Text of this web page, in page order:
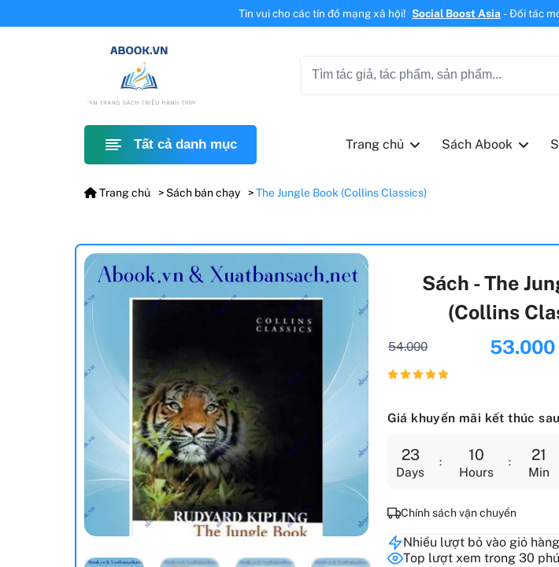
Tin vui cho các tín đồ mạng xã hội! Social Boost Asia - Đối tác
Tất cả danh mục Trang chủ Sách Abook
Trang chủ Sách bán chạy The Jungle Book (Collins Classics)
Sách - The
(Collins
54.000 53.000
Giá khuyến mãi kết thúc
23
Days
10
Hours
21
Min
Chính sách vận chuyển
Nhiều lượt bỏ vào giỏ hàng
Top lượt xem trong 30